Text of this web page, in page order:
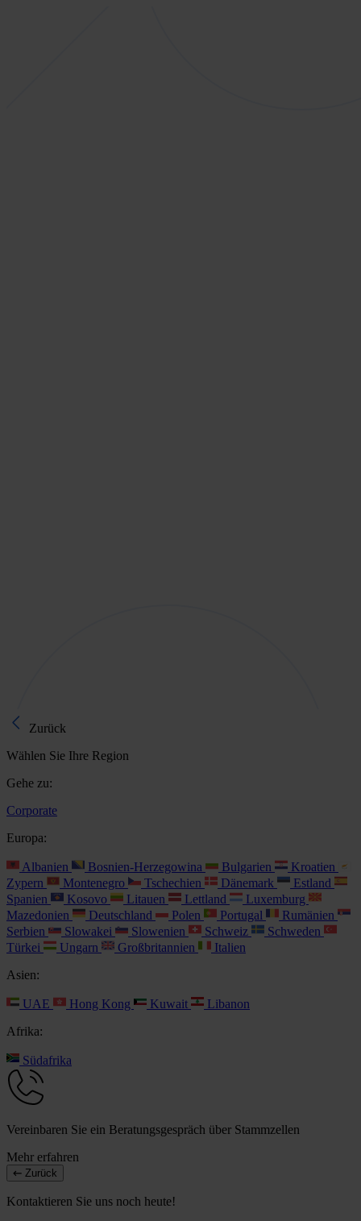
Zurück
Wählen Sie Ihre Region
Gehe zu:
Corporate
Europa:
Albanien Bosnien-Herzegowina Bulgarien
Kroatien
Zypern
Montenegro Tschechien Dänemark
Estland
Spanien
Kosovo Litauen Lettland
Luxemburg
Mazedonien
Deutschland Polen Portugal
Rumänien
Serbien
Slowakei Slowenien Schweiz
Schweden
Türkei
Ungarn Großbritannien
Italien
Asien:
UAE Hong Kong Kuwait
Libanon
Afrika:
Südafrika
Vereinbaren Sie ein Beratungsgespräch über Stammzellen
Mehr erfahren
Zurück
Kontaktieren Sie uns noch heute!